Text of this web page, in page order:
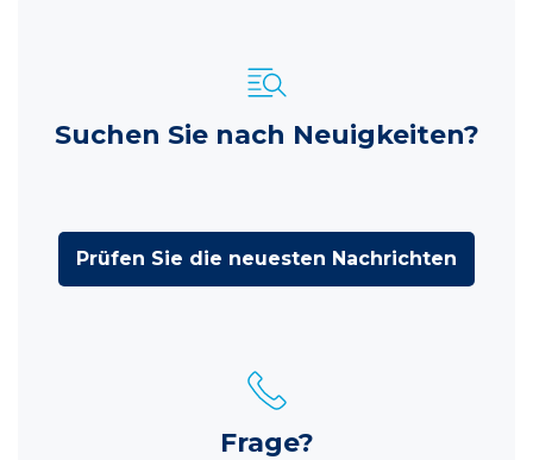
Suchen Sie nach Neuigkeiten?
Prüfen Sie die neuesten Nachrichten
Frage?